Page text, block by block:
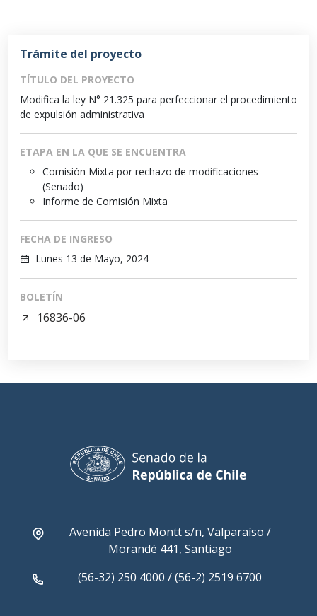
Trámite del proyecto
TÍTULO DEL PROYECTO
Modifica la ley N° 21.325 para perfeccionar el procedimiento
de expulsión administrativa
ETAPA EN LA QUE SE ENCUENTRA
Comisión Mixta por rechazo de modificaciones
(Senado)
Informe de Comisión Mixta
FECHA DE INGRESO
Lunes 13 de Mayo, 2024
BOLETÍN
16836-06
Avenida Pedro Montt s/n, Valparaíso /
Morandé 441, Santiago
(56-32) 250 4000 / (56-2) 2519 6700